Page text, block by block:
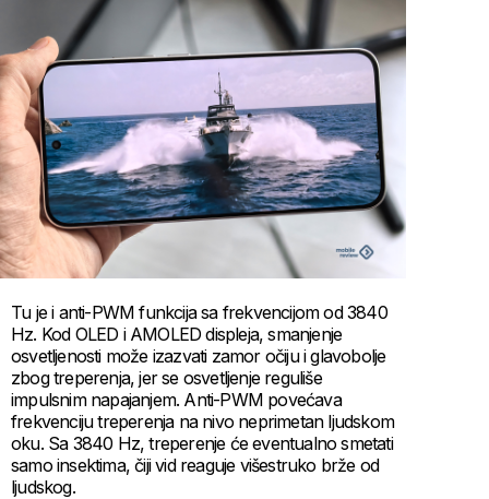
Tu je i anti-PWM funkcija sa frekvencijom od 3840
Hz. Kod OLED i AMOLED displeja, smanjenje
osvetljenosti može izazvati zamor očiju i glavobolje
zbog treperenja, jer se osvetljenje reguliše
impulsnim napajanjem. Anti-PWM povećava
frekvenciju treperenja na nivo neprimetan ljudskom
oku. Sa 3840 Hz, treperenje će eventualno smetati
samo insektima, čiji vid reaguje višestruko brže od
ljudskog.